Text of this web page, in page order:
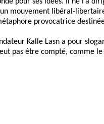
mouvement libéral-
provocatrice
Kalle Lasn a pour
pas être compté, comme